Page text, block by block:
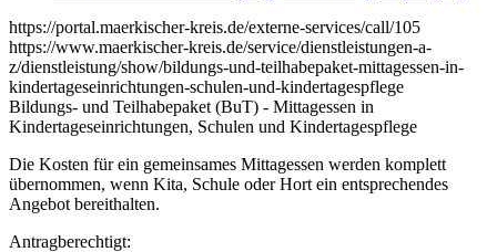
https://portal.maerkischer-kreis.de/externe-services/call/105
https://www.maerkischer-kreis.de/service/dienstleistungen-a-
z/dienstleistung/show/bildungs-und-teilhabepaket-mittagessen-in-
kindertageseinrichtungen-schulen-und-kindertagespflege
Bildungs- und Teilhabepaket (BuT) - Mittagessen in
Kindertageseinrichtungen, Schulen und Kindertagespflege
Die Kosten für ein gemeinsames Mittagessen werden komplett
übernommen, wenn Kita, Schule oder Hort ein entsprechendes
Angebot bereithalten.
Antragberechtigt: